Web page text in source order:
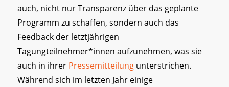
auch, nicht nur Transparenz über das geplante
Programm zu schaffen, sondern auch das
Feedback der letztjährigen
Tagungteilnehmer*innen aufzunehmen, was sie
auch in ihrer Pressemitteilungunterstrichen.
Während sich im letzten Jahr einige